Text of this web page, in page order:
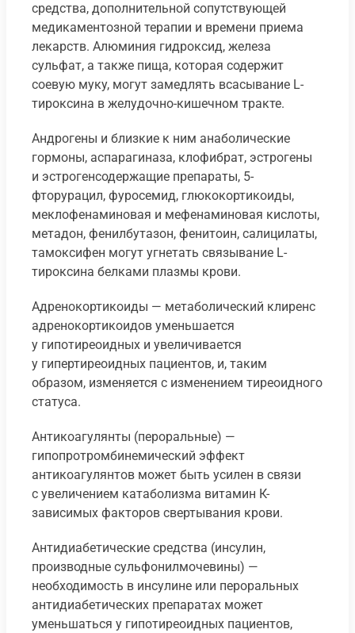
средства, дополнительной сопутствующей
медикаментозной терапии и времени приема
лекарств. Алюминия гидроксид, железа
сульфат, а также пища, которая содержит
соевую муку, могут замедлять всасывание L-
тироксина в желудочно-кишечном тракте.
Андрогены и близкие к ним анаболические
гормоны, аспарагиназа, клофибрат, эстрогены
и эстрогенсодержащие препараты, 5-
фторурацил, фуросемид, глюкокортикоиды,
меклофенаминовая и мефенаминовая кислоты,
метадон, фенилбутазон, фенитоин, салицилаты,
тамоксифен могут угнетать связывание L-
тироксина белками плазмы крови.
Адренокортикоиды — метаболический клиренс
адренокортикоидов уменьшается
у гипотиреоидных и увеличивается
у гипертиреоидных пациентов, и, таким
образом, изменяется с изменением тиреоидного
статуса.
Антикоагулянты (пероральные) —
гипопротромбинемический эффект
антикоагулянтов может быть усилен в связи
с увеличением катаболизма витамин К-
зависимых факторов свертывания крови.
Антидиабетические средства (инсулин,
производные сульфонилмочевины) —
необходимость в инсулине или пероральных
антидиабетических препаратах может
уменьшаться у гипотиреоидных пациентов,